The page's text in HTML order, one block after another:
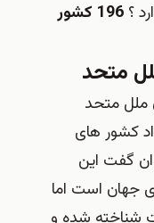
؟
196 کشور
متحد
ملل متحد
كشور های
گفت اين
جهان است اما